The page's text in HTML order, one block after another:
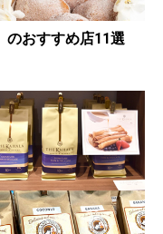
のおすすめ店11選